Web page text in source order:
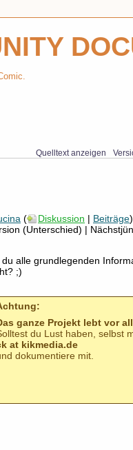
( Diskussion | Beiträge)
(Unterschied) |
alle grundlegenden
;)
ganze Projekt lebt vor
du Lust haben, selbst
at kikmedia.de
dokumentiere mit.
Quelltext anzeigen